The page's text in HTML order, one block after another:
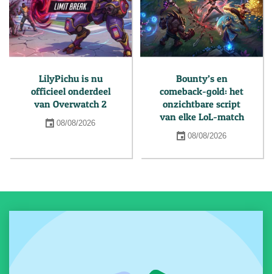
LilyPichu is nu
officieel onderdeel
van Overwatch 2
08/08/2026
Bounty’s en
comeback-gold: het
onzichtbare script
van elke LoL-match
08/08/2026